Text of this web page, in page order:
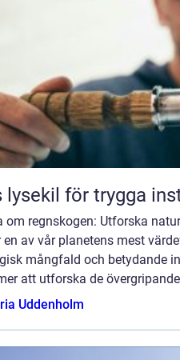
lysekil för trygga
om regnskogen: Utforska
en av vår planetens mest
mångfald och betydande
att utforska de
Uddenholm